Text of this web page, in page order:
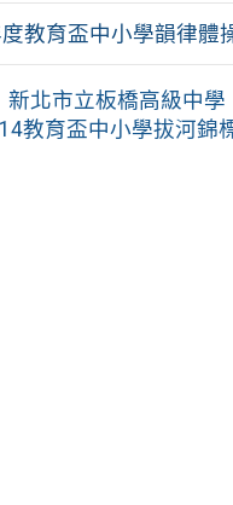
教育盃中小學韻律體
新北市立板橋高級中
教育盃中小學拔河錦